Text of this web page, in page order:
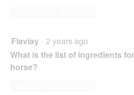
Flaviay · 2 years ago
What is the list of ingredients
horse?